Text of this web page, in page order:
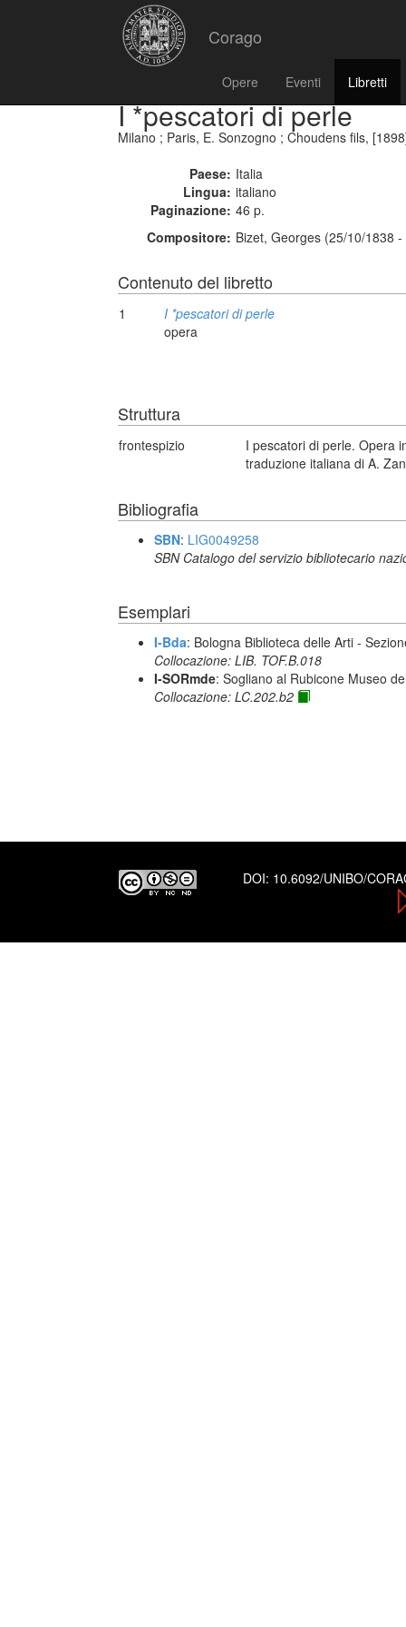
Corago
Opere Eventi Libretti
I *pescatori di perle
Milano ; Paris, E. Sonzogno ; Choudens fils,
Paese: Italia
Lingua: italiano
Paginazione: 46 p.
Compositore: Bizet, Georges (25/10/1838
Contenuto del libretto
1
I *pescatori di perle
opera
Struttura
frontespizio
I pescatori di perle. Opera
traduzione italiana di A.
Bibliografia
SBN: LIG0049258
SBN Catalogo del servizio bibliotecario
Esemplari
I-Bda: Bologna Biblioteca delle Arti -
Collocazione: LIB. TOF.B.018
I-SORmde: Sogliano al Rubicone Museo
Collocazione: LC.202.b2
DOI: 10.6092/UNIBO/